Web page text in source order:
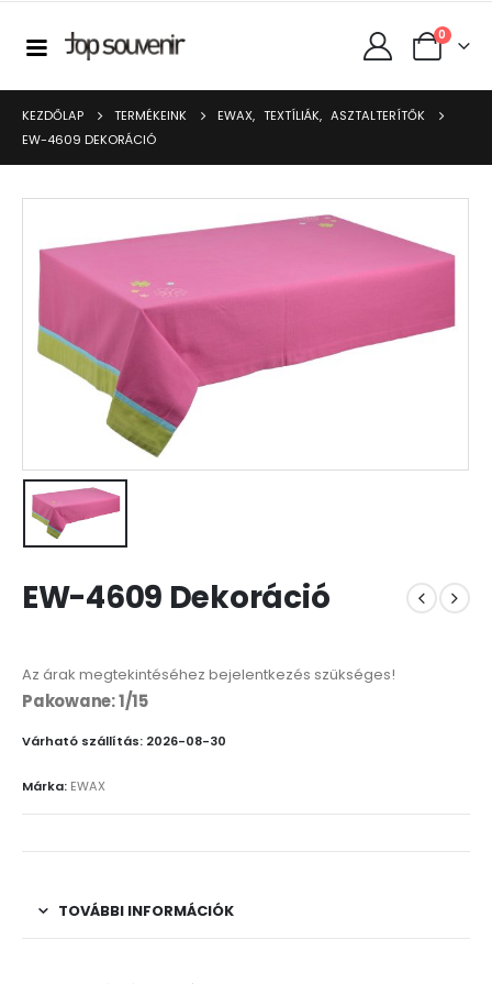
0
KEZDŐLAP TERMÉKEINK EWAX, TEXTÍLIÁK, ASZTALTERÍTŐK
EW-4609 DEKORÁCIÓ
EW-4609 Dekoráció
Az árak megtekintéséhez bejelentkezés szükséges!
Pakowane: 1/15
Várható szállítás: 2026-08-30
Márka: EWAX
TOVÁBBI INFORMÁCIÓK